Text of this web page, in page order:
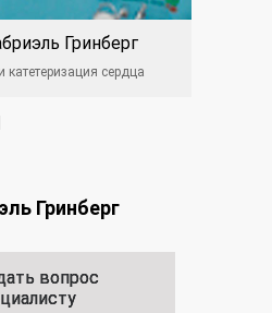
Гринберг
катетеризация сердца
Гринберг
вопрос